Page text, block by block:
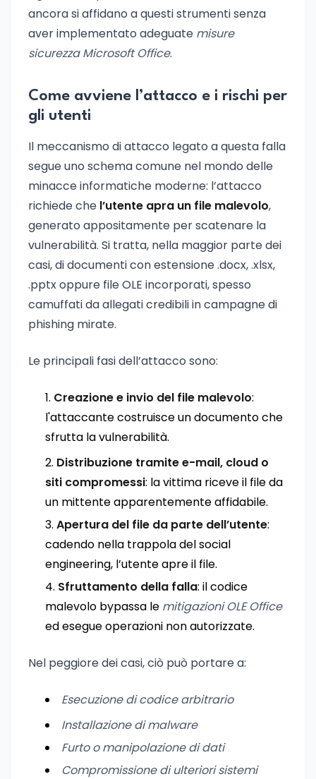
ancora si affidano a questi strumenti senza
aver implementato adeguate misure
sicurezza Microsoft Office.
Come avviene l’attacco e i rischi per
gli utenti
Il meccanismo di attacco legato a questa falla
segue uno schema comune nel mondo delle
minacce informatiche moderne: l’attacco
richiede che l’utente apra un file malevolo,
generato appositamente per scatenare la
vulnerabilità. Si tratta, nella maggior parte dei
casi, di documenti con estensione .docx, .xlsx,
.pptx oppure file OLE incorporati, spesso
camuffati da allegati credibili in campagne di
phishing mirate.
Le principali fasi dell’attacco sono:
Creazione e invio del file malevolo:
l'attaccante costruisce un documento che
sfrutta la vulnerabilità.
Distribuzione tramite e-mail, cloud o
siti compromessi: la vittima riceve il file da
un mittente apparentemente affidabile.
Apertura del file da parte dell’utente:
cadendo nella trappola del social
engineering, l’utente apre il file.
Sfruttamento della falla: il codice
malevolo bypassa le mitigazioni OLE Office
ed esegue operazioni non autorizzate.
Nel peggiore dei casi, ciò può portare a:
Esecuzione di codice arbitrario
Installazione di malware
Furto o manipolazione di dati
Compromissione di ulteriori sistemi